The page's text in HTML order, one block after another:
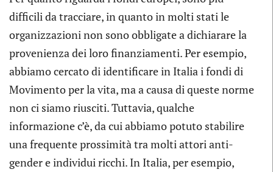
difficili da tracciare, in quanto in molti stati le
organizzazioni non sono obbligate a dichiarare la
provenienza dei loro finanziamenti. Per esempio,
abbiamo cercato di identificare in Italia i fondi di
Movimento per la vita, ma a causa di queste norme
non ci siamo riusciti. Tuttavia, qualche
informazione c’è, da cui abbiamo potuto stabilire
una frequente prossimità tra molti attori anti-
gender e individui ricchi. In Italia, per esempio,